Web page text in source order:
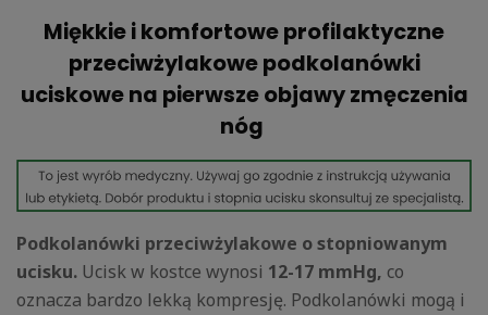
Miękkie i komfortowe profilaktyczne
przeciwżylakowe podkolanówki
uciskowe na pierwsze objawy zmęczenia
nóg
Podkolanówki przeciwżylakowe o stopniowanym
ucisku. Ucisk w kostce wynosi 12-17 mmHg, co
oznacza bardzo lekką kompresję. Podkolanówki mogą i